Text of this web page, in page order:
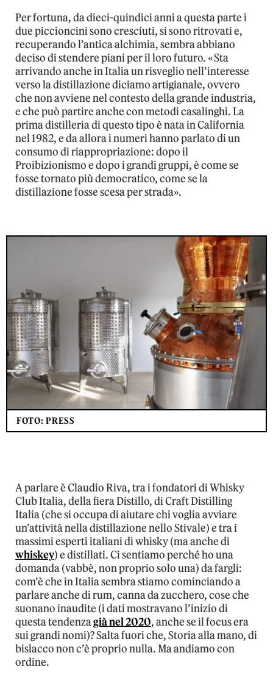
Per fortuna, da dieci-quindici anni a questa parte i
due piccioncini sono cresciuti, si sono ritrovati e,
recuperando l’antica alchimia, sembra abbiano
deciso di stendere piani per il loro futuro. «Sta
arrivando anche in Italia un risveglio nell’interesse
verso la distillazione diciamo artigianale, ovvero
che non avviene nel contesto della grande industria,
e che può partire anche con metodi casalinghi. La
prima distilleria di questo tipo è nata in California
nel 1982, e da allora i numeri hanno parlato di un
consumo di riappropriazione: dopo il
Proibizionismo e dopo i grandi gruppi, è come se
fosse tornato più democratico, come se la
distillazione fosse scesa per strada».
FOTO: PRESS
A parlare è Claudio Riva, tra i fondatori di Whisky
Club Italia, della fiera Distillo, di Craft Distilling
Italia (che si occupa di aiutare chi voglia avviare
un’attività nella distillazione nello Stivale) e tra i
massimi esperti italiani di whisky (ma anche di
whiskey) e distillati. Ci sentiamo perché ho una
domanda (vabbè, non proprio solo una) da fargli:
com’è che in Italia sembra stiamo cominciando a
parlare anche di rum, canna da zucchero, cose che
suonano inaudite (i dati mostravano l’inizio di
questa tendenzagià nel 2020, anche se il focus era
sui grandi nomi)? Salta fuori che, Storia alla mano, di
bislacco non c’è proprio nulla. Ma andiamo con
ordine.